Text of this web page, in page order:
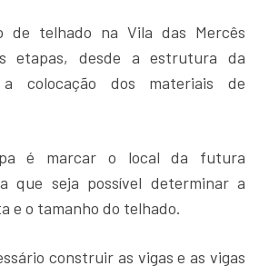
de telhado na Vila das Mercês
etapas, desde a estrutura da
colocação dos materiais de
é marcar o local da futura
que seja possível determinar a
e o tamanho do telhado.
construir as vigas e as vigas